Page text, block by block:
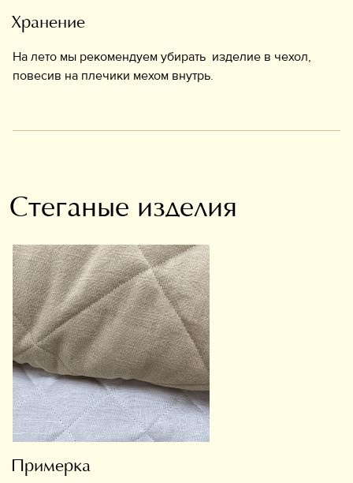
Хранение
На лето мы рекомендуем убирать изделие в чехол,
повесив на плечики мехом внутрь.
Стеганые изделия
Примерка